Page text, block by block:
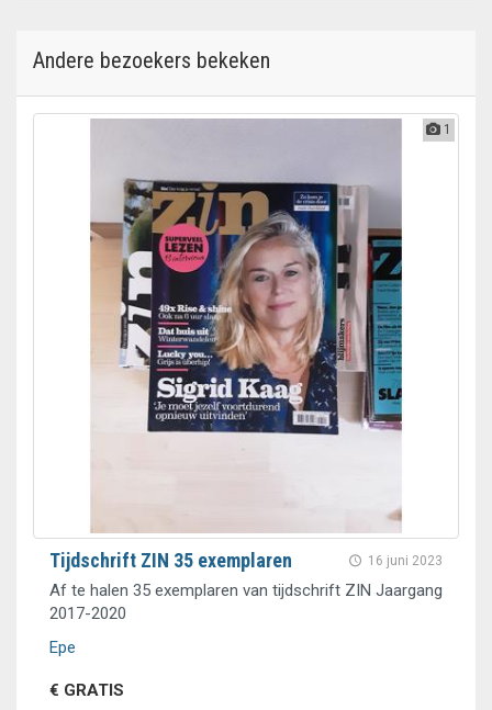
Andere bezoekers bekeken
1
16 juni 2023
Tijdschrift ZIN 35 exemplaren
Af te halen 35 exemplaren van tijdschrift ZIN Jaargang
2017-2020
Epe
€ GRATIS